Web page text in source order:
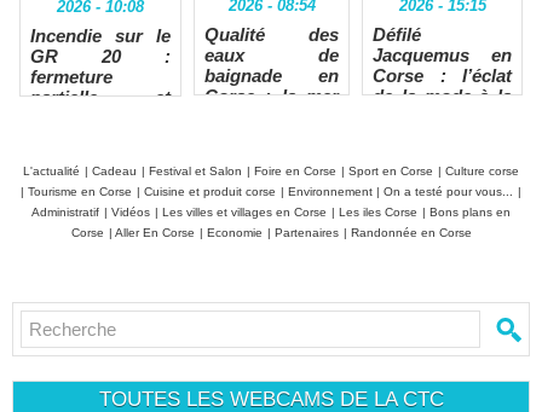
2026 - 10:08
Incendie sur le
GR 20 :
fermeture
partielle et
2026 - 08:54
Qualité des
eaux de
baignade en
Corse : la mer
2026 - 15:15
Défilé
Jacquemus en
Corse : l’éclat
de la mode à la
L'actualité | Cadeau | Festival et Salon | Foire en Corse | Sport en Corse | Culture corse
| Tourisme en Corse | Cuisine et produit corse | Environnement | On a testé pour vous... |
Administratif | Vidéos | Les villes et villages en Corse | Les iles Corse | Bons plans en
Corse | Aller En Corse | Economie | Partenaires | Randonnée en Corse
TOUTES LES WEBCAMS DE LA CTC